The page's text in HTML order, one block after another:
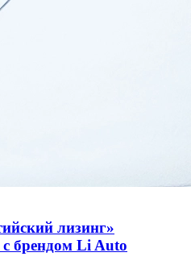
лизинг»
с брендом Li Auto